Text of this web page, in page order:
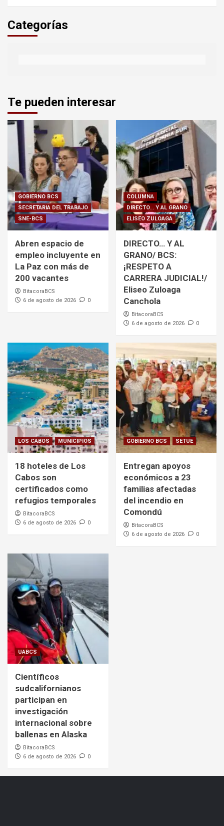
Categorías
Te pueden interesar
GOBIERNO BCS
SECRETARIA DEL TRABAJO
SNE-BCS
Abren espacio de
empleo incluyente en
La Paz con más de
200 vacantes
BitacoraBCS
6 de agosto de 2026
0
COLUMNA
DIRECTO... Y AL GRANO
ELISEO ZULOAGA
DIRECTO… Y AL
GRANO/ BCS:
¡RESPETO A
CARRERA JUDICIAL!/
Eliseo Zuloaga
Canchola
BitacoraBCS
6 de agosto de 2026
0
LOS CABOS MUNICIPIOS
18 hoteles de Los
Cabos son
certificados como
refugios temporales
BitacoraBCS
6 de agosto de 2026
0
GOBIERNO BCS SETUE
Entregan apoyos
económicos a 23
familias afectadas
del incendio en
Comondú
BitacoraBCS
6 de agosto de 2026
0
UABCS
Científicos
sudcalifornianos
participan en
investigación
internacional sobre
ballenas en Alaska
BitacoraBCS
6 de agosto de 2026
0